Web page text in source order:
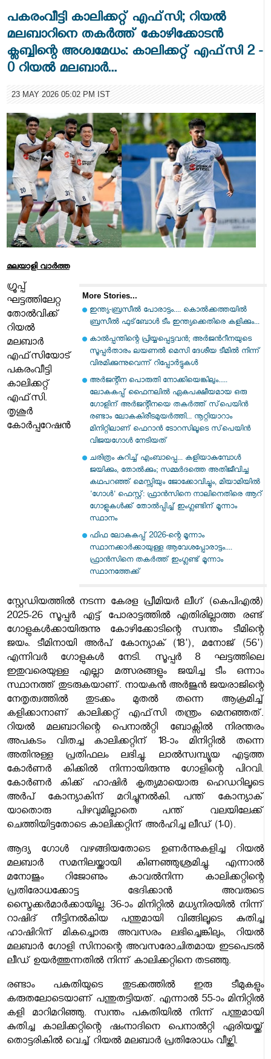
പകരംവീട്ടി കാലിക്കറ്റ് എഫ്‌സി; റിയൽ
മലബാറിനെ തകർത്ത് കോഴിക്കോടൻ
ക്ലബ്ബിന്റെ അശ്വമേധം: കാലിക്കറ്റ് എഫ്‌സി 2 -
0 റിയൽ മലബാർ...
23 MAY 2026 05:02 PM IST
മലയാളി വാര്‍ത്ത
More Stories...
ഇന്ത്യ-ബ്രസീല്‍ പോരാട്ടം.... കൊല്‍ക്കത്തയില്‍
ബ്രസീല്‍ ഫുട്‌ബോള്‍ ടീം ഇന്ത്യക്കെതിരെ കളിക്കും...
കാൽപ്പന്തിന്റെ പ്രിയ്യപ്പെട്ടവൻ; അര്‍ജന്‍റീനയുടെ
സൂപ്പര്‍താരം ലയണല്‍ മെസി ദേശീയ ടീമില്‍ നിന്ന്
വിരമിക്കുന്നുവെന്ന് റിപ്പോര്‍ട്ടുകള്‍
അർജന്റീന പൊരുതി നോക്കിയെങ്കിലും.....
ലോകകപ്പ് ഫൈനലിൽ ഏകപക്ഷീയമായ ഒരു
ഗോളിന് അർജന്റീനയെ തകർത്ത് സ്‌പെയിൻ
രണ്ടാം ലോകകിരീടമുയർത്തി... നൂറ്റിയാറാം
മിനിറ്റിലാണ് ഫെറാൻ ടോറസിലൂടെ സ്‌പെയിൻ
വിജയഗോൾ നേടിയത്
ചരിത്രം കുറിച്ച് എംബാപ്പെ... കളിയാകുമ്പോൾ
ജയിക്കും, തോൽക്കും; സമ്മർദത്തെ അതിജീവിച്ച
കഥപറഞ്ഞ് മെസ്സിയും ജോക്കോവിച്ചും, മിയാമിയിൽ
'ഗോൾ' ഫെസ്റ്റ്: ഫ്രാൻസിനെ നാലിനെതിരെ ആറ്
ഗോളുകൾക്ക് തോൽപ്പിച്ച് ഇംഗ്ലണ്ടിന് മൂന്നാം
സ്ഥാനം
ഫിഫ ലോകകപ്പ് 2026-ന്റെ മൂന്നാം
സ്ഥാനക്കാർക്കായുള്ള ആവേശപ്പോരാട്ടം....
ഫ്രാൻസിനെ തകർത്ത് ഇംഗ്ലണ്ട് മൂന്നാം
സ്ഥാനത്തേക്ക്
ഗ്രൂപ്പ്
ഘട്ടത്തിലേറ്റ
തോൽവിക്ക്
റിയൽ
മലബാർ
എഫ്‌സിയോട്
പകരംവീട്ടി
കാലിക്കറ്റ്
എഫ്‌സി.
തൃശൂർ
കോർപ്പറേഷൻ
സ്റ്റേഡിയത്തിൽ നടന്ന കേരള പ്രീമിയർ ലീഗ് (കെപിഎൽ)
2025-26 സൂപ്പർ എട്ട് പോരാട്ടത്തിൽ എതിരില്ലാത്ത രണ്ട്
ഗോളുകൾക്കായിരുന്നു കോഴിക്കോടിന്റെ സ്വന്തം ടീമിന്റെ
ജയം. ടീമിനായി അർപ് കോന്യാക് (18'), മനോജ് (56')
എന്നിവർ ഗോളുകൾ നേടി. സൂപ്പർ 8 ഘട്ടത്തിലെ
ഇതുവരെയുള്ള എല്ലാ മത്സരങ്ങളും ജയിച്ച ടീം ഒന്നാം
സ്ഥാനത്ത് തുടരുകയാണ്. നായകൻ അർജുൻ ജയരാജിന്റെ
നേതൃത്വത്തിൽ തുടക്കം മുതൽ തന്നെ ആക്രമിച്ച്
കളിക്കാനാണ് കാലിക്കറ്റ് എഫ്‌സി തന്ത്രം മെനഞ്ഞത്.
റിയൽ മലബാറിന്റെ പെനാൽറ്റി ബോക്സിൽ നിരന്തരം
അപകടം വിതച്ച കാലിക്കറ്റിന് 18-ാം മിനിറ്റിൽ തന്നെ
അതിനുള്ള പ്രതിഫലം ലഭിച്ചു. ലാൽസ്വമ്പ്യൂയ എടുത്ത
കോർണർ കിക്കിൽ നിന്നായിരുന്നു ഗോളിന്റെ പിറവി.
കോർണർ കിക്ക് ഹാഷിർ കൃത്യമായൊരു ഹെഡറിലൂടെ
അർപ് കോന്യാകിന് മറിച്ചുനൽകി. പന്ത് കോന്യാക്
യാതൊരു പിഴവുമില്ലാതെ പന്ത് വലയിലേക്ക്
ചെത്തിയിട്ടതോടെ കാലിക്കറ്റിന് അർഹിച്ച ലീഡ് (1-0).
ആദ്യ ഗോൾ വഴങ്ങിയതോടെ ഉണർന്നുകളിച്ച റിയൽ
മലബാർ സമനിലയ്ക്കായി കിണഞ്ഞുശ്രമിച്ചു. എന്നാൽ
മനോജും റിജോണും കാവൽനിന്ന കാലിക്കറ്റിന്റെ
പ്രതിരോധക്കോട്ട ഭേദിക്കാൻ അവരുടെ
സ്ട്രൈക്കർമാർക്കായില്ല. 36-ാം മിനിറ്റിൽ മധ്യനിരയിൽ നിന്ന്
റാഷിദ് നീട്ടിനൽകിയ പന്തുമായി വിങ്ങിലൂടെ കുതിച്ച
ഹാഷിറിന് മികച്ചൊരു അവസരം ലഭിച്ചെങ്കിലും, റിയൽ
മലബാർ ഗോളി സിനാന്റെ അവസരോചിതമായ ഇടപെടൽ
ലീഡ് ഉയർത്തുന്നതിൽ നിന്ന് കാലിക്കറ്റിനെ തടഞ്ഞു.
രണ്ടാം പകുതിയുടെ തുടക്കത്തിൽ ഇരു ടീമുകളും
കരുതലോടെയാണ് പന്തുതട്ടിയത്. എന്നാൽ 55-ാം മിനിറ്റിൽ
കളി മാറിമറിഞ്ഞു. സ്വന്തം പകുതിയിൽ നിന്ന് പന്തുമായി
കുതിച്ച കാലിക്കറ്റിന്റെ ഷംനാദിനെ പെനാൽറ്റി ഏരിയയ്ക്ക്
തൊട്ടരികിൽ വെച്ച് റിയൽ മലബാർ പ്രതിരോധം വീഴ്ത്തി.